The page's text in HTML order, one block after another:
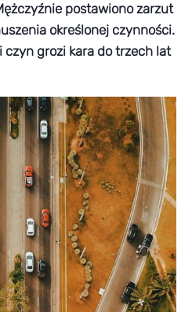
postawiono zarzut
określonej czynności.
czyn grozi kara do trzech lat